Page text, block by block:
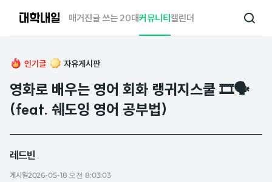
매거진글 쓰는 20대커뮤니티캘린더
검
인기글 자유게시판
영화로 배우는 영어 회화 랭귀지스쿨 🎞️🗣️
(feat. 쉐도잉 영어 공부법)
레드빈
게시일2026-05-18 오전 8:03:03